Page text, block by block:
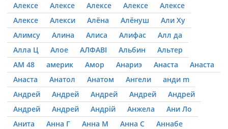
Алексе
Алексе Алексе Алексе
Алексе
Алексе
Алекси Алёна Алёнуш
Али Ху
Алимсу
Алина Алиса Алифас
Алл да
Алла Ц
Алое АЛФАВІ Альбин
Альтер
АМ 48
америк Амор Анариэ Анаста
Анаста
Анаста
Анатол Анатом Ангели
анди m
Андрей
Андрей Андрей Андрей
Андрей
Андрей
Андрей Андрій Анжела
Ани Ло
Анита
Анна Г Анна М Анна С
Аннабе